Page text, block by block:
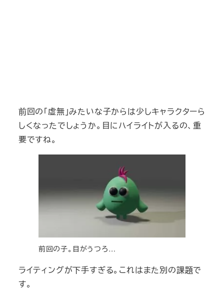
前回の「虚無」みたいな子からは少しキャラクターら
しくなったでしょうか。目にハイライトが入るの、重
要ですね。
前回の子。目がうつろ…
ライティングが下手すぎる。これはまた別の課題で
す。